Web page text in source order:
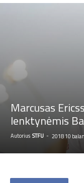
Marcusas
lenktynėmis
Autorius STFU - 2018 10